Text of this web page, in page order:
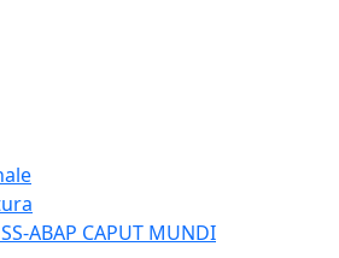
ABAP CAPUT MUNDI